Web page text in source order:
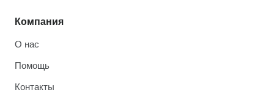
Компания
О нас
Помощь
Контакты